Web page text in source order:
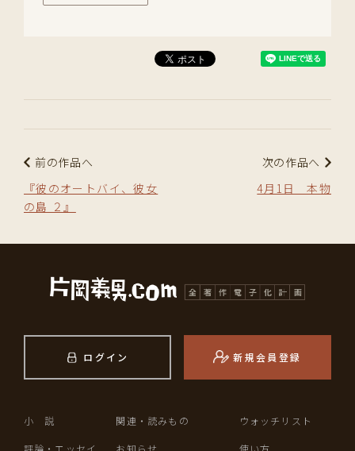
前の作品へ
『彼のオートバイ、彼女
の島 ２』
次の作品へ
4月1日 本物
ログイン 新規会員登録
小 説
評論・エッセイ
関連・読みもの
お知らせ
ウォッチリスト
使い方